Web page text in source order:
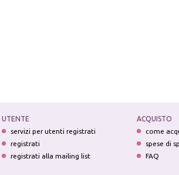
UTENTE
servizi per utenti registrati
registrati
registrati alla mailing list
ACQUISTO
come
spese di
FAQ